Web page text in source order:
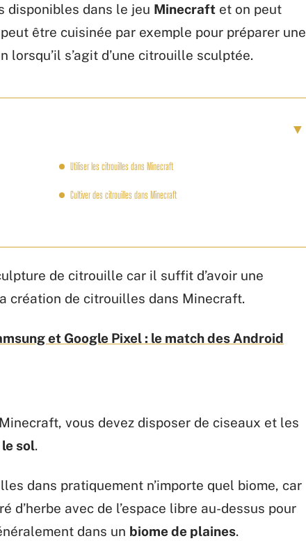
disponibles dans le jeu Minecraft et on peut
être cuisinée par exemple pour préparer une
s’agit d’une citrouille sculptée.
Utiliser les citrouilles dans Minecraft
Cultiver des citrouilles dans Minecraft
de citrouille car il suffit d’avoir une
création de citrouilles dans Minecraft.
et Google Pixel : le match des Android
vous devez disposer de ciseaux et les
sol.
dans pratiquement n’importe quel biome, car
d’herbe avec de l’espace libre au-dessus pour
dans un biome de plaines.